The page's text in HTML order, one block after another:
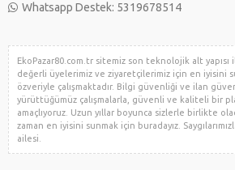
Whatsapp Destek: 5319678514
EkoPazar80.com.tr sitemiz son teknolojik alt
değerli üyelerimiz ve ziyaretçilerimiz için en iyisini
özveriyle çalışmaktadır. Bilgi güvenliği ve ilan
yürüttüğümüz çalışmalarla, güvenli ve kaliteli bir
amaçlıyoruz. Uzun yıllar boyunca sizlerle birlikte
zaman en iyisini sunmak için buradayız.
ailesi.